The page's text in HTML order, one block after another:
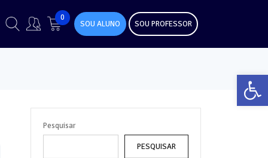
0
SOU ALUNO SOU PROFESSOR
Pesquisar
PESQUISAR